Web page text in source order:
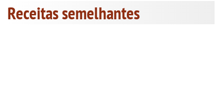
Receitas semelhantes